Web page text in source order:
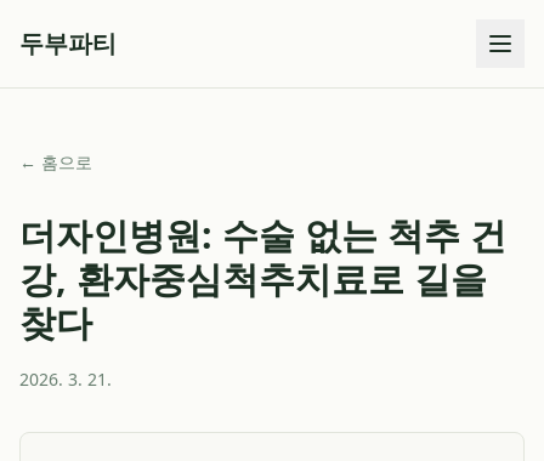
두부파티
← 홈으로
더자인병원: 수술 없는 척추 건
강, 환자중심척추치료로 길을
찾다
2026. 3. 21.